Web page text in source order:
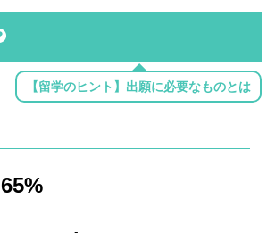
【留学のヒント】出願に必要なものとは
65%